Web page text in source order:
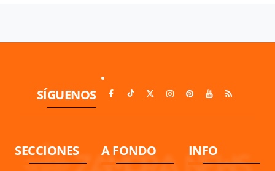
SÍGUENOS
SECCIONES A FONDO INFO